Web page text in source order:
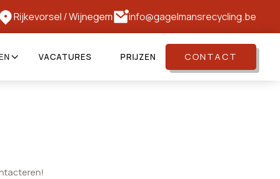
Rijkevorsel /Wijnegem info@gagelmansrecycling.be
VACATURES PRIJZEN CONTACT